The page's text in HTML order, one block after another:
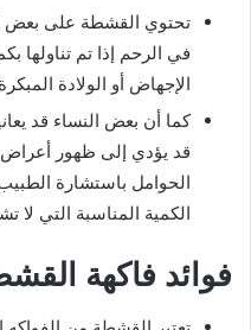
تحتوي القشطة على بعض
في الرحم إذا تم تناولها
الإجهاض أو الولادة
كما أن بعض النساء قد
قد يؤدي إلى ظهور أعراض
الحوامل باستشارة
الكمية المناسبة التي
فوائد فاكهة